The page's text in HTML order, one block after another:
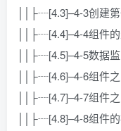
││├┈[4.3]–4-3创建
││├┈[4.4]–4-4组件
││├┈[4.5]–4-5数据
││├┈[4.6]–4-6组件
││├┈[4.7]–4-7组件
││├┈[4.8]–4-8组件